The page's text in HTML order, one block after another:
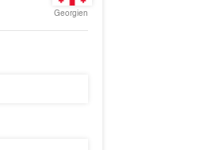
Georgien